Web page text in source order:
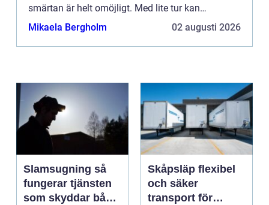
smärtan är helt omöjligt. Med lite tur kan
smärtstillandet stilla smärtan ett litet tag, men
Mikaela Bergholm 02 augusti 2026
Slamsugning så
fungerar tjänsten
som skyddar både
Skåpsläp flexibel
och säker
transport för